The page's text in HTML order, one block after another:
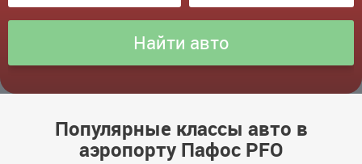
Популярные классы авто в
аэропорту Пафос PFO